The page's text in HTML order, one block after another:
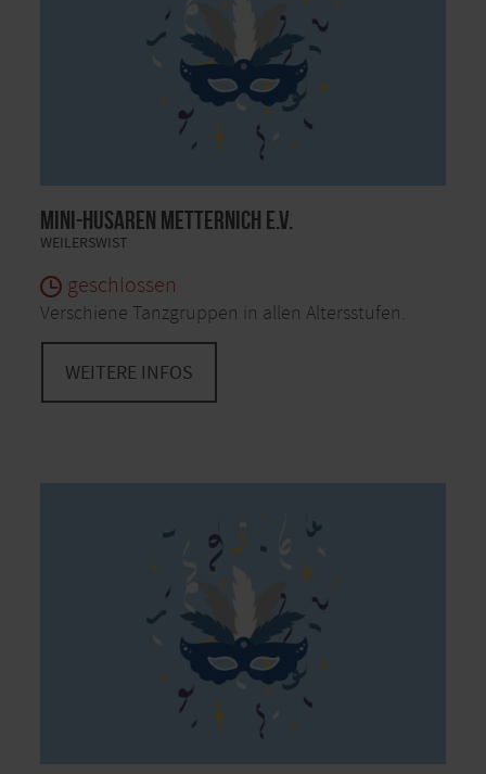
Mini-Husaren Metternich e.V.
WEILERSWIST
geschlossen
Verschiene Tanzgruppen in allen Altersstufen.
WEITERE INFOS